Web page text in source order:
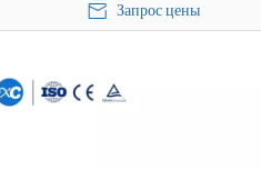
Запрос цены